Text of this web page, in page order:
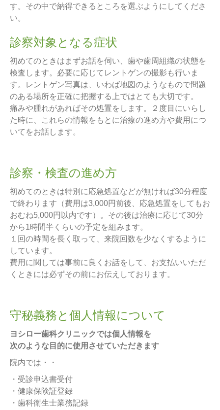
す。その中で納得できるところを選ぶようにしてくださ
い。
診察対象となる症状
初めてのときはまずお話を伺い、歯や歯周組織の状態を
検査します。必要に応じてレントゲンの撮影も行いま
す。レントゲン写真は、いわば地図のようなもので問題
のある場所を正確に把握する上ではとても大切です。
痛みや腫れがあればその処置をします。２度目にいらし
た時に、これらの情報をもとに治療の進め方や費用につ
いてをお話します。
診察・検査の進め方
初めてのときは特別に応急処置などが無ければ30分程度
で終わります（費用は3,000円前後、応急処置をしてもお
おむね5,000円以内です）。その後は治療に応じて30分
から1時間半くらいの予定を組みます。
１回の時間を長く取って、来院回数を少なくするように
しています。
費用に関しては事前に良くお話をして、お支払いいただ
くときには必ずその前にお伝えしております。
守秘義務と個人情報について
ヨシロー歯科クリニックでは個人情報を
次のような目的に使用させていただきます
院内では・・
・受診申込書受付
・健康保険証登録
・歯科衛生士業務記録